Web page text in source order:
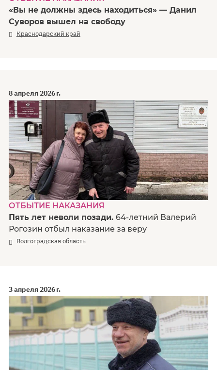
«Вы не должны здесь находиться» — Данил
Суворов вышел на свободу
Краснодарский край
8 апреля 2026 г.
ОТБЫТИЕ НАКАЗАНИЯ
Пять лет неволи позади. 64-летний Валерий
Рогозин отбыл наказание за веру
Волгоградская область
3 апреля 2026 г.